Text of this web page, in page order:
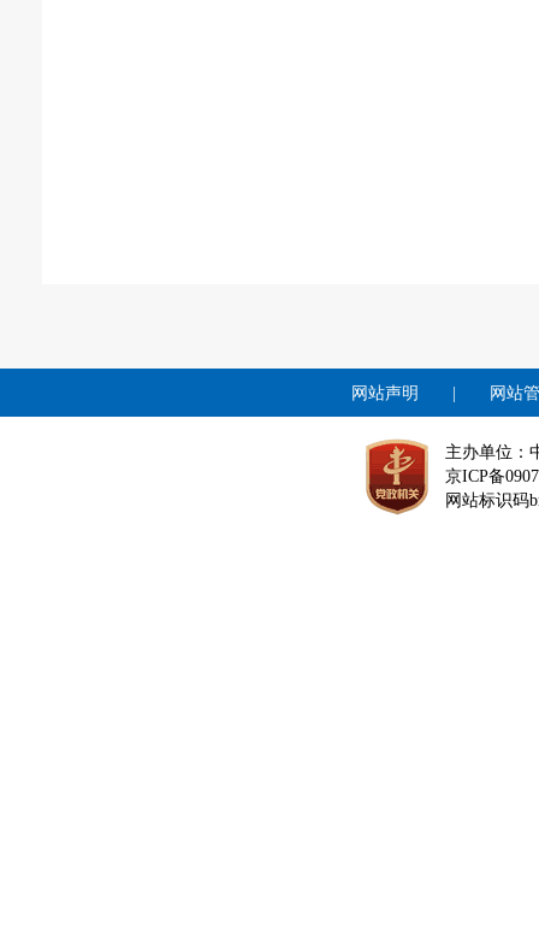
网站声明 网站
主办单位：
京ICP备
网站标识码